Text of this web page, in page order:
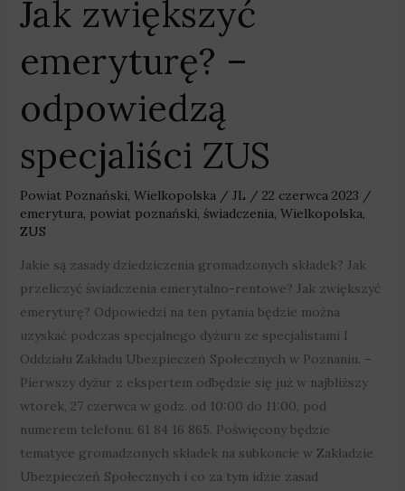
Jak zwiększyć
emeryturę? –
odpowiedzą
specjaliści ZUS
Powiat Poznański, Wielkopolska/ JL / 22 czerwca 2023 /
emerytura, powiat poznański, świadczenia, Wielkopolska,
ZUS
Jakie są zasady dziedziczenia gromadzonych składek? Jak
przeliczyć świadczenia emerytalno-rentowe? Jak zwiększyć
emeryturę? Odpowiedzi na ten pytania będzie można
uzyskać podczas specjalnego dyżuru ze specjalistami I
Oddziału Zakładu Ubezpieczeń Społecznych w Poznaniu. –
Pierwszy dyżur z ekspertem odbędzie się już w najbliższy
wtorek, 27 czerwca w godz. od 10:00 do 11:00, pod
numerem telefonu: 61 84 16 865. Poświęcony będzie
tematyce gromadzonych składek na subkoncie w Zakładzie
Ubezpieczeń Społecznych i co za tym idzie zasad